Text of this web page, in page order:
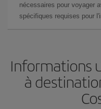
nécessaires pour voyager
spécifiques requises pour
Informations
à